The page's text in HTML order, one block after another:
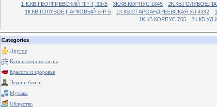
1-К.КВ.ГЕОРГИЕВСКИЙ ПР-Т, 33к5
3К.КВ.КОРПУС 1645
1К.КВ.ГОЛУБОЕ,ПАРКОВЫЙ Б-Р. 5
1К.КВ.СТАРОАНДРЕЕВСКАЯ УЛ.43К2
1К.КВ.КОРПУС 705
Categories
Другое
Компьютерные игры
Красота и здоровье
Люди и блоги
Музыка
Общество